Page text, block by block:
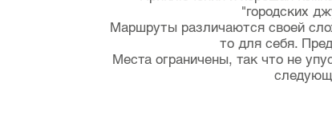
"городских
Маршруты различаются своей
то для себя.
Места ограничены, так что не